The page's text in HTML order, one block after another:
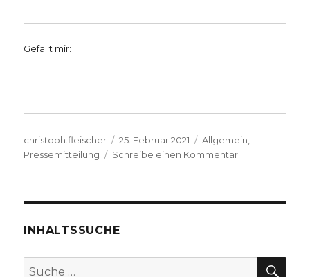
Gefällt mir:
Autor
christoph.fleischer
Veröffentlicht
am
25. Februar 2021 Kategorien
Allgemein
Pressemitteilung
Schreibe einen Kommentarzu
Jahre
jüdisches
INHALTSSUCHE
Suche